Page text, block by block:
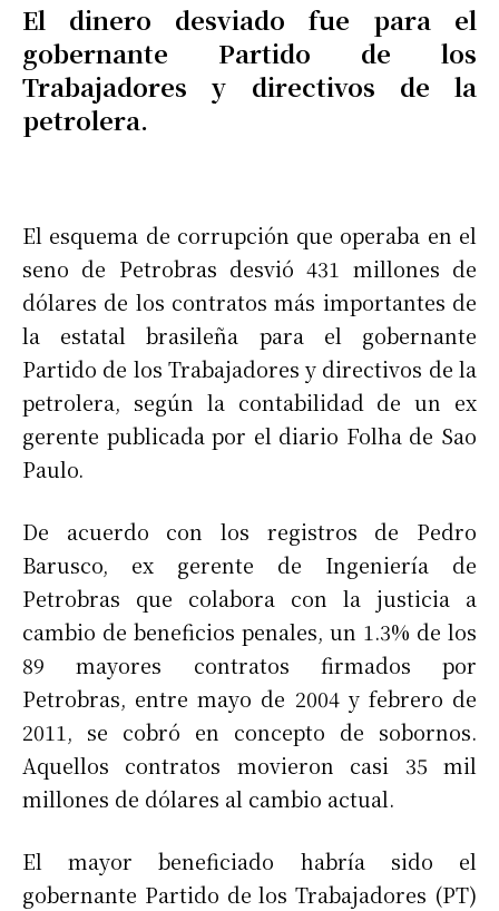
El dinero desviado fue para el
gobernante Partido de los
Trabajadores y directivos de la
petrolera.
El esquema de corrupción que operaba en el
seno de Petrobras desvió 431 millones de
dólares de los contratos más importantes de
la estatal brasileña para el gobernante
Partido de los Trabajadores y directivos de la
petrolera, según la contabilidad de un ex
gerente publicada por el diario Folha de Sao
Paulo.
De acuerdo con los registros de Pedro
Barusco, ex gerente de Ingeniería de
Petrobras que colabora con la justicia a
cambio de beneficios penales, un 1.3% de los
89 mayores contratos firmados por
Petrobras, entre mayo de 2004 y febrero de
2011, se cobró en concepto de sobornos.
Aquellos contratos movieron casi 35 mil
millones de dólares al cambio actual.
El mayor beneficiado habría sido el
gobernante Partido de los Trabajadores (PT)